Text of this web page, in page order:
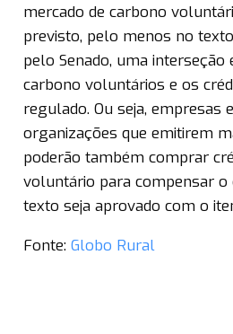
mercado de carbono
previsto, pelo menos no
pelo Senado, uma interseção
carbono voluntários e os
regulado. Ou seja, empresas
organizações que emitirem
poderão também comprar
voluntário para compensar o
texto seja aprovado com o
Fonte: Globo Rural